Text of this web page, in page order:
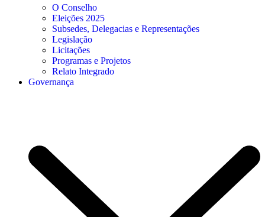
O Conselho
Eleições 2025
Subsedes, Delegacias e Representações
Legislação
Licitações
Programas e Projetos
Relato Integrado
Governança